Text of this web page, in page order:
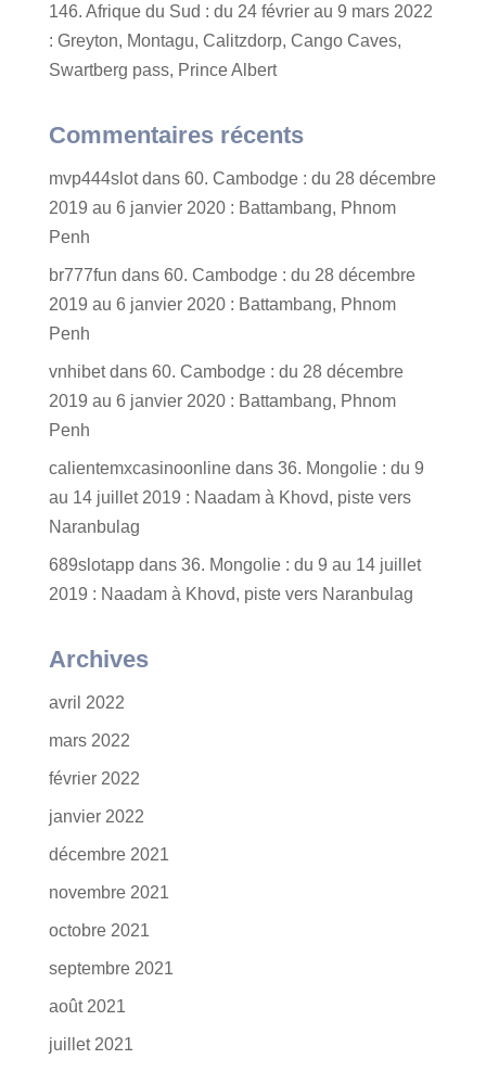
146. Afrique du Sud : du 24 février au 9 mars 2022
: Greyton, Montagu, Calitzdorp, Cango Caves,
Swartberg pass, Prince Albert
Commentaires récents
mvp444slotdans 60. Cambodge : du 28 décembre
2019 au 6 janvier 2020 : Battambang, Phnom
Penh
br777fun dans 60. Cambodge : du 28 décembre
2019 au 6 janvier 2020 : Battambang, Phnom
Penh
vnhibetdans 60. Cambodge : du 28 décembre
2019 au 6 janvier 2020 : Battambang, Phnom
Penh
calientemxcasinoonlinedans 36. Mongolie : du 9
au 14 juillet 2019 : Naadam à Khovd, piste vers
Naranbulag
689slotappdans 36. Mongolie : du 9 au 14 juillet
2019 : Naadam à Khovd, piste vers Naranbulag
Archives
avril 2022
mars 2022
février 2022
janvier 2022
décembre 2021
novembre 2021
octobre 2021
septembre 2021
août 2021
juillet 2021